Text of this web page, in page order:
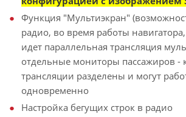
Функция "Мультиэкран"
радио, во время работы
идет параллельная трансляция
отдельные мониторы пассажиров -
трансляции разделены и могут
одновременно
Настройка бегущих строк в радио